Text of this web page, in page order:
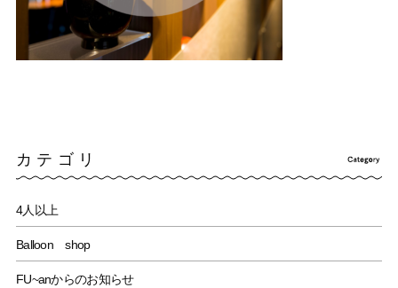
カテゴリ
4人以上
Balloon shop
FU~anからのお知らせ